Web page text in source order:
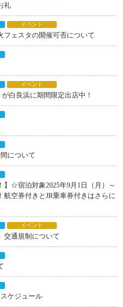
礼
イベント
フェスタの開催可否について
イベント
白良浜に期間限定出店中！
について
】☆宿泊対象2025年9月1日（月）～
空券付きとJR乗車券付きはさらに
イベント
交通規制について
ケジュール